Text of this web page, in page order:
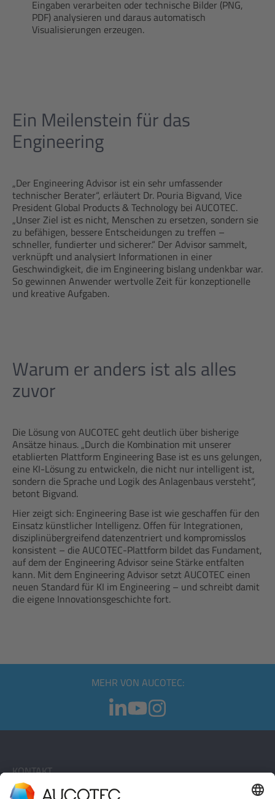
Eingaben verarbeiten oder technische Bilder (PNG,
PDF) analysieren und daraus automatisch
Visualisierungen erzeugen.
Ein Meilenstein für das
Engineering
„Der Engineering Advisor ist ein sehr umfassender
technischer Berater“, erläutert Dr. Pouria Bigvand, Vice
President Global Products & Technology bei AUCOTEC.
„Unser Ziel ist es nicht, Menschen zu ersetzen, sondern sie
zu befähigen, bessere Entscheidungen zu treffen –
schneller, fundierter und sicherer.“ Der Advisor sammelt,
verknüpft und analysiert Informationen in einer
Geschwindigkeit, die im Engineering bislang undenkbar war.
So gewinnen Anwender wertvolle Zeit für konzeptionelle
und kreative Aufgaben.
Warum er anders ist als alles
zuvor
Die Lösung von AUCOTEC geht deutlich über bisherige
Ansätze hinaus. „Durch die Kombination mit unserer
etablierten Plattform Engineering Base ist es uns gelungen,
eine KI-Lösung zu entwickeln, die nicht nur intelligent ist,
sondern die Sprache und Logik des Anlagenbaus versteht“,
betont Bigvand.
Hier zeigt sich: Engineering Base ist wie geschaffen für den
Einsatz künstlicher Intelligenz. Offen für Integrationen,
disziplinübergreifend datenzentriert und kompromisslos
konsistent – die AUCOTEC-Plattform bildet das Fundament,
auf dem der Engineering Advisor seine Stärke entfalten
kann. Mit dem Engineering Advisor setzt AUCOTEC einen
neuen Standard für KI im Engineering – und schreibt damit
die eigene Innovationsgeschichte fort.
MEHR VON AUCOTEC:
KONTAKT